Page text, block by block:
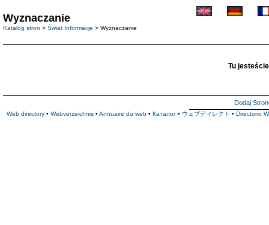
Wyznaczanie
Katalog stron > Świat Informacje > Wyznaczanie
Tu
Dodaj
Web directory • Webverzeichnis • Annuaire du web • Каталог • ウェブディレクト • Directorio